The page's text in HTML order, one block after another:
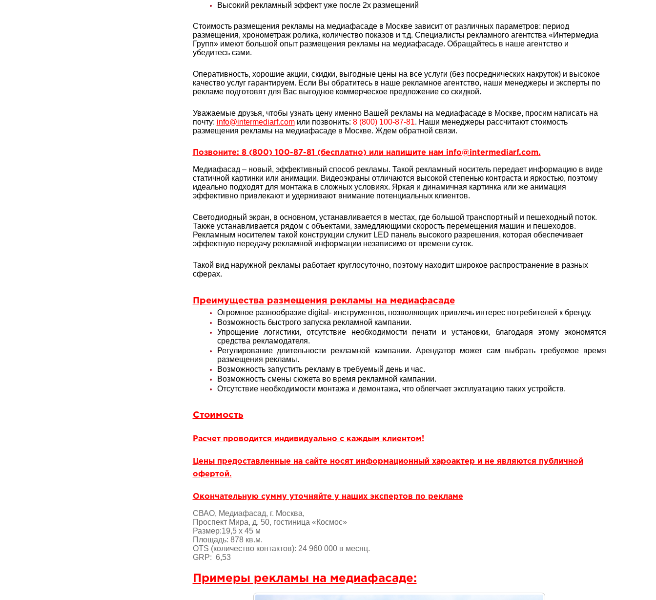
Высокий рекламный эффект уже после 2х размещений
Стоимость размещения рекламы на медиафасаде в Москве зависит от различных параметров: период
размещения, хронометраж ролика, количество показов и т.д. Специалисты рекламного агентства «Интермедиа
Групп» имеют большой опыт размещения рекламы на медиафасаде. Обращайтесь в наше агентство и
убедитесь сами.
Оперативность, хорошие акции, скидки, выгодные цены на все услуги (без посреднических накруток) и высокое
качество услуг гарантируем. Если Вы обратитесь в наше рекламное агентство, наши менеджеры и эксперты по
рекламе подготовят для Вас выгодное коммерческое предложение со скидкой.
Уважаемые друзья, чтобы узнать цену именно Вашей рекламы на медиафасаде в Москве, просим написать на
почту: info@intermediarf.comили позвонить: 8 (800) 100-87-81. Наши менеджеры рассчитают стоимость
размещения рекламы на медиафасаде в Москве. Ждем обратной связи.
Позвоните: 8 (800) 100-87-81 (бесплатно) или напишите нам info@intermediarf.com.
Медиафасад – новый, эффективный способ рекламы. Такой рекламный носитель передает информацию в виде
статичной картинки или анимации. Видеоэкраны отличаются высокой степенью контраста и яркостью, поэтому
идеально подходят для монтажа в сложных условиях. Яркая и динамичная картинка или же анимация
эффективно привлекают и удерживают внимание потенциальных клиентов.
Светодиодный экран, в основном, устанавливается в местах, где большой транспортный и пешеходный поток.
Также устанавливается рядом с объектами, замедляющими скорость перемещения машин и пешеходов.
Рекламным носителем такой конструкции служит LED панель высокого разрешения, которая обеспечивает
эффектную передачу рекламной информации независимо от времени суток.
Такой вид наружной рекламы работает круглосуточно, поэтому находит широкое распространение в разных
сферах.
Преимущества размещения рекламы на медиафасаде
Огромное разнообразие digital- инструментов, позволяющих привлечь интерес потребителей к бренду.
Возможность быстрого запуска рекламной кампании.
Упрощение логистики, отсутствие необходимости печати и установки, благодаря этому экономятся
средства рекламодателя.
Регулирование длительности рекламной кампании. Арендатор может сам выбрать требуемое время
размещения рекламы.
Возможность запустить рекламу в требуемый день и час.
Возможность смены сюжета во время рекламной кампании.
Отсутствие необходимости монтажа и демонтажа, что облегчает эксплуатацию таких устройств.
Стоимость
Расчет проводится индивидуально с каждым клиентом!
Цены предоставленные на сайте носят информационный хароактер и не являются публичной
офертой.
Окончательную сумму уточняйте у наших экспертов по рекламе
СВАО, Медиафасад, г. Москва,
Проспект Мира, д. 50, гостиница «Космос»
Размер:19,5 х 45 м
Площадь: 878 кв.м.
OTS (количество контактов): 24 960 000 в месяц.
GRP: 6,53
Примеры рекламы на медиафасаде: